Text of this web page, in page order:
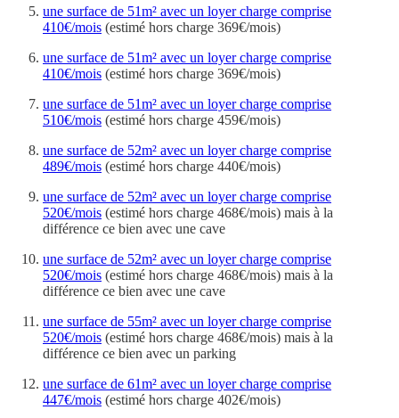
une surface de 51m² avec un loyer charge comprise
410€/mois (estimé hors charge 369€/mois)
une surface de 51m² avec un loyer charge comprise
410€/mois (estimé hors charge 369€/mois)
une surface de 51m² avec un loyer charge comprise
510€/mois (estimé hors charge 459€/mois)
une surface de 52m² avec un loyer charge comprise
489€/mois (estimé hors charge 440€/mois)
une surface de 52m² avec un loyer charge comprise
520€/mois (estimé hors charge 468€/mois) mais à la
différence ce bien avec une cave
une surface de 52m² avec un loyer charge comprise
520€/mois (estimé hors charge 468€/mois) mais à la
différence ce bien avec une cave
une surface de 55m² avec un loyer charge comprise
520€/mois (estimé hors charge 468€/mois) mais à la
différence ce bien avec un parking
une surface de 61m² avec un loyer charge comprise
447€/mois (estimé hors charge 402€/mois)